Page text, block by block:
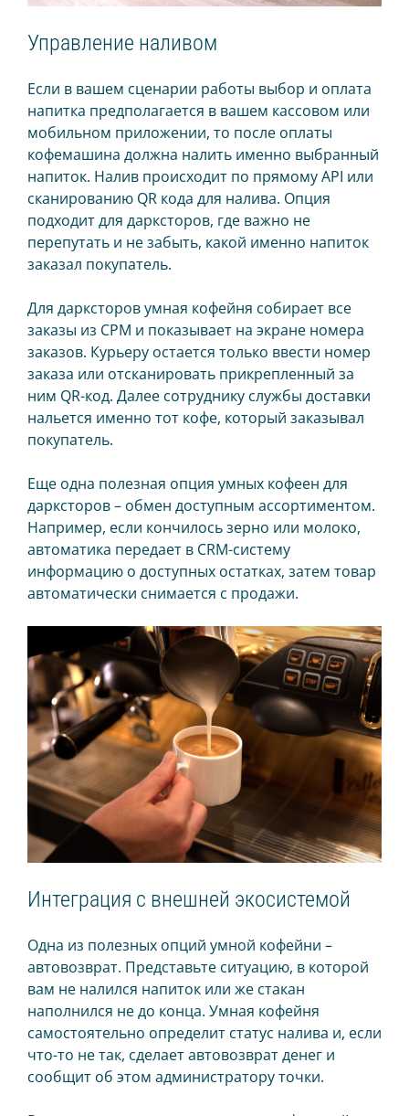
Управление наливом
Если в вашем сценарии работы выбор и оплата
напитка предполагается в вашем кассовом или
мобильном приложении, то после оплаты
кофемашина должна налить именно выбранный
напиток. Налив происходит по прямому API или
сканированию QR кода для налива. Опция
подходит для дарксторов, где важно не
перепутать и не забыть, какой именно напиток
заказал покупатель.
Для дарксторов умная кофейня собирает все
заказы из СРМ и показывает на экране номера
заказов. Курьеру остается только ввести номер
заказа или отсканировать прикрепленный за
ним QR-код. Далее сотруднику службы доставки
нальется именно тот кофе, который заказывал
покупатель.
Еще одна полезная опция умных кофеен для
дарксторов – обмен доступным ассортиментом.
Например, если кончилось зерно или молоко,
автоматика передает в CRM-систему
информацию о доступных остатках, затем товар
автоматически снимается с продажи.
Интеграция с внешней экосистемой
Одна из полезных опций умной кофейни –
автовозврат. Представьте ситуацию, в которой
вам не налился напиток или же стакан
наполнился не до конца. Умная кофейня
самостоятельно определит статус налива и, если
что-то не так, сделает автовозврат денег и
сообщит об этом администратору точки.